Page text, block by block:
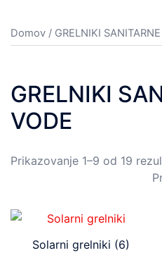
Domov / GRELNIKI
GRELNIKI
VODE
Prikazovanje 1–9 od 19
Solarni grelniki (6)